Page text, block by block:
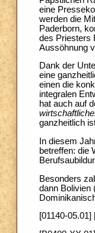
eine
werden die
Paderborn,
des Priesters
Aussöhnung
Dank der
eine
einen die
integralen
hat auch auf
ganzheitlich
In diesem
betreffen: die
Besonders
dann Bolivien
[01140-